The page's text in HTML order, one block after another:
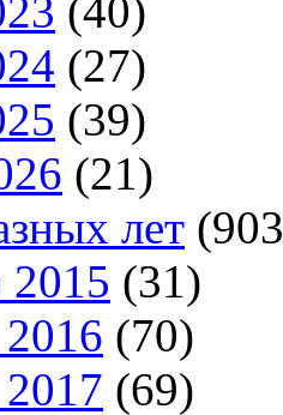
(40)
(27)
(39)
(21)
лет
(31)
(70)
(69)